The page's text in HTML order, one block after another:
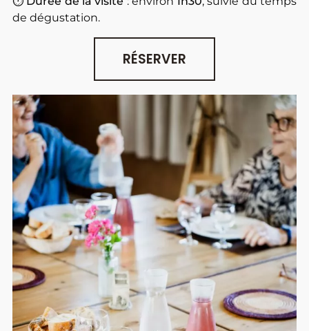
de dégustation.
RÉSERVER